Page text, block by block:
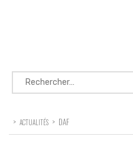
Rechercher :
> ACTUALITÉS > DAF